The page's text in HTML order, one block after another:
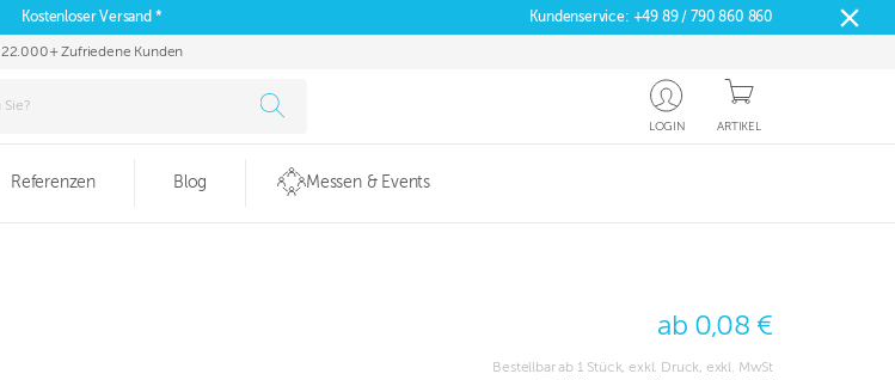
Kostenloser Versand * Kundenservice: +49 89 / 790 860 860
22.000+ Zufriedene Kunden
LOGIN ARTIKEL
Referenzen Blog Messen & Events
ab 0,08 €
Bestellbar ab 1 Stück, exkl. Druck, exkl. MwSt